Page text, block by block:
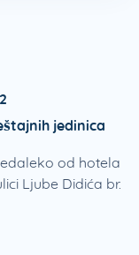
jedinica
od hotela
Ljube Didića br.